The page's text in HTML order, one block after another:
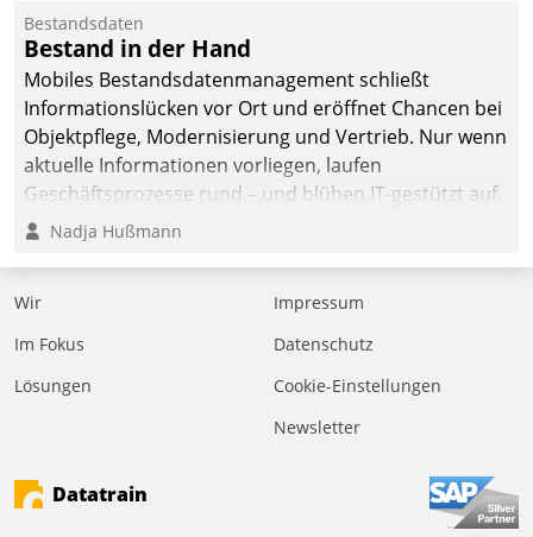
Bestandsdaten
Bestand in der Hand
Mobiles Bestandsdatenmanagement schließt
Informationslücken vor Ort und eröffnet Chancen bei
Objektpflege, Modernisierung und Vertrieb. Nur wenn
aktuelle Informationen vorliegen, laufen
Geschäftsprozesse rund – und blühen IT-gestützt auf.
Nadja Hußmann
Wir
Im Fokus
Lösungen
Impressum
Datenschutz
Cookie-Einstellungen
Newsletter
Datatrain